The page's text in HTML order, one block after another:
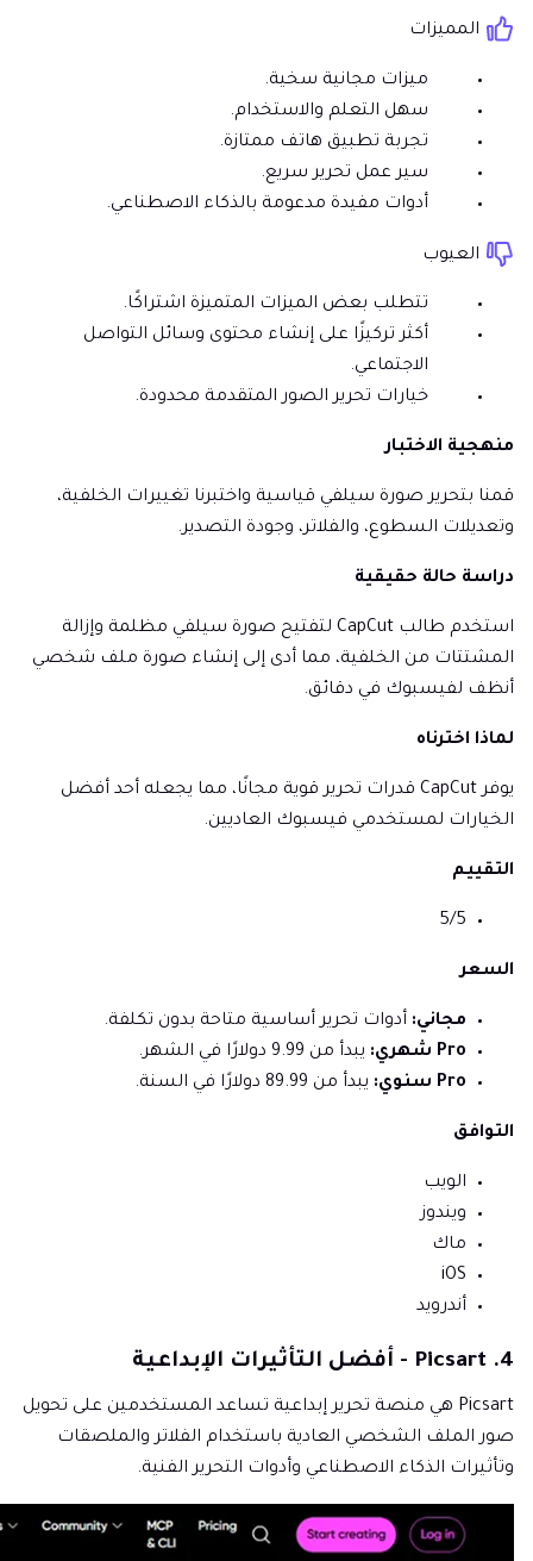
المميزات
ميزات مجانية سخية.
سهل التعلم والاستخدام.
تجربة تطبيق هاتف ممتازة.
سير عمل تحرير سريع.
أدوات مفيدة مدعومة بالذكاء الاصطناعي.
العيوب
تتطلب بعض الميزات المتميزة اشتراكًا.
أكثر تركيزًا على إنشاء محتوى وسائل التواصل
الاجتماعي.
خيارات تحرير الصور المتقدمة محدودة.
منهجية الاختبار
قمنا بتحرير صورة سيلفي قياسية واختبرنا تغييرات الخلفية،
وتعديلات السطوع، والفلاتر، وجودة التصدير.
دراسة حالة حقيقية
استخدم طالب CapCut لتفتيح صورة سيلفي مظلمة وإزالة
المشتتات من الخلفية، مما أدى إلى إنشاء صورة ملف شخصي
أنظف لفيسبوك في دقائق.
لماذا اخترناه
يوفر CapCut قدرات تحرير قوية مجانًا، مما يجعله أحد أفضل
الخيارات لمستخدمي فيسبوك العاديين.
التقييم
5/5
السعر
مجاني: أدوات تحرير أساسية متاحة بدون تكلفة.
Pro شهري:
يبدأ من 9.99 دولارًا في الشهر.
Pro سنوي:
يبدأ من 89.99 دولارًا في السنة.
التوافق
الويب
ويندوز
ماك
iOS
أندرويد
4. Picsart - أفضل التأثيرات الإبداعية
Picsart هي منصة تحرير إبداعية تساعد المستخدمين على تحويل
صور الملف الشخصي العادية باستخدام الفلاتر والملصقات
وتأثيرات الذكاء الاصطناعي وأدوات التحرير الفنية.